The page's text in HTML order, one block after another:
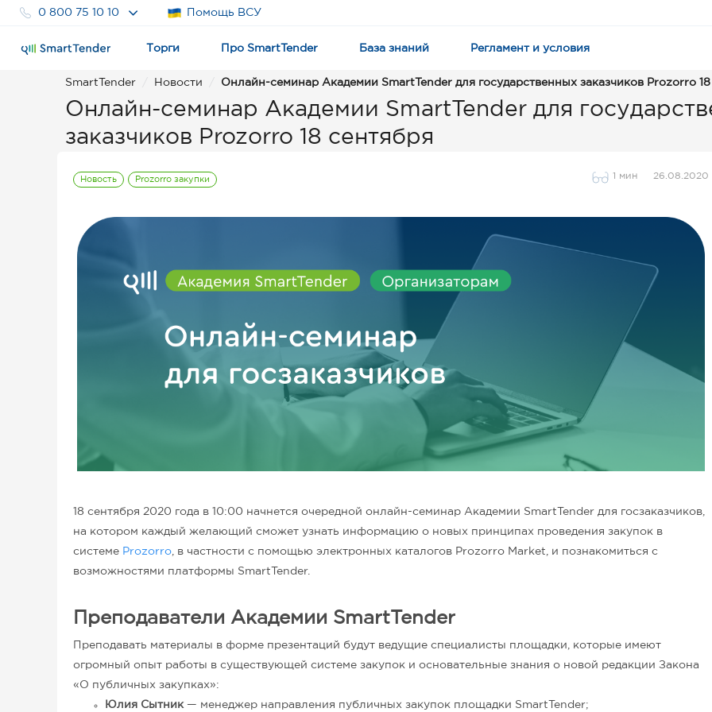
0 800 75 10 10 Помощь ВСУ
Торги Про SmartTender База знаний Регламент и условия
SmartTender Новости Онлайн-семинар Академии SmartTender для государственных заказчиков Prozorro 18
Онлайн-семинар Академии SmartTender для
заказчиков Prozorro 18 сентября
Новость Prozorro закупки 1 мин 26.08.2020
18 сентября 2020 года в 10:00 начнется очередной онлайн-семинар Академии SmartTender для госзаказчиков,
на котором каждый желающий сможет узнать информацию о новых принципах проведения закупок в
системе Prozorro , в частности с помощью электронных каталогов Prozorro Market, и познакомиться с
возможностями платформы SmartTender.
Преподаватели Академии SmartTender
Преподавать материалы в форме презентаций будут ведущие специалисты площадки, которые имеют
огромный опыт работы в существующей системе закупок и основательные знания о новой редакции Закона
«О публичных закупках»:
Юлия Сытник — менеджер направления публичных закупок площадки SmartTender;